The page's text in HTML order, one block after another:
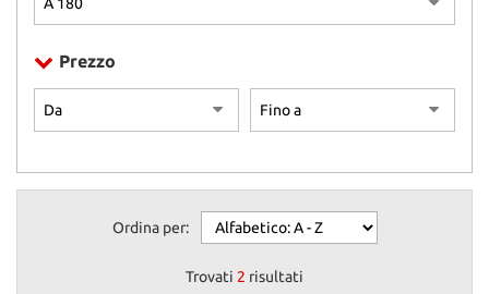
Prezzo
Ordina per:
Trovati 2 risultati